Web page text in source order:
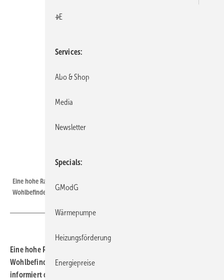
Eine hohe Raumluftqualität wirkt sich positiv auf die Gesundheit, das
Wohlbefinden und die Konzentrationsfähigkeit aus.
Eine hohe Raumluftqualität ist eine Grundlage für
Wohlbefinden und Gesundheit. Über die Zusammenhänge
informiert die Kampagne „Lebensmittel Luft“.
+E
Services
Abo & Shop
Media
Newsletter
Specials
GModG
Wärmepumpe
Heizungsförderung
Energiepreise